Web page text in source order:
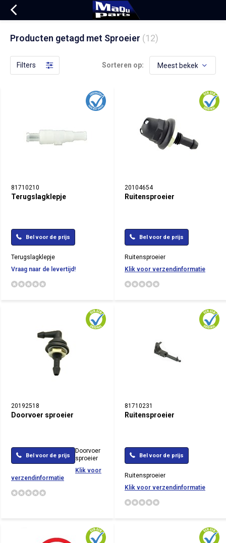
Producten getagd met Sproeier (12)
Filters Sorteren op:
81710210
Terugslagklepje
Bel voor de prijs
Terugslagklepje
Vraag naar de levertijd!
20104654
Ruitensproeier
Bel voor de prijs
Ruitensproeier
Klik voor verzendinformatie
20192518
Doorvoer sproeier
Bel voor de prijs
Doorvoer
sproeier
Klik voor
verzendinformatie
81710231
Ruitensproeier
Bel voor de prijs
Ruitensproeier
Klik voor verzendinformatie